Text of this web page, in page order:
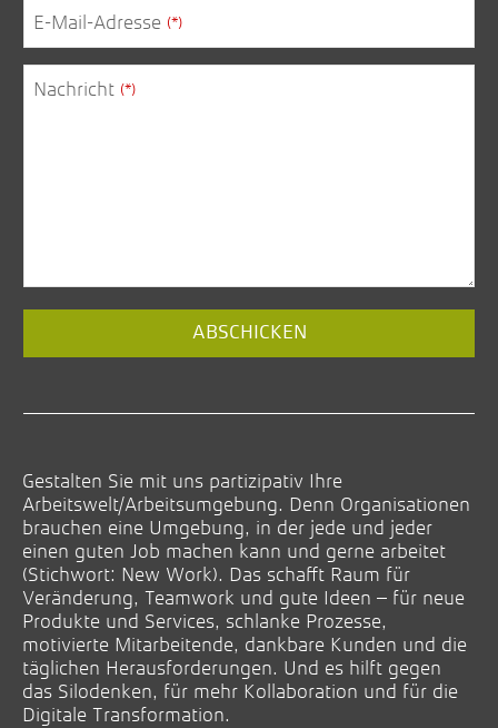
E-Mail-Adresse (*)
Address (*)
Nachricht (*)
ABSCHICKEN
Gestalten Sie mit uns partizipativ Ihre
Arbeitswelt/Arbeitsumgebung. Denn Organisationen
brauchen eine Umgebung, in der jede und jeder
einen guten Job machen kann und gerne arbeitet
(Stichwort: New Work). Das schafft Raum für
Veränderung, Teamwork und gute Ideen – für neue
Produkte und Services, schlanke Prozesse,
motivierte Mitarbeitende, dankbare Kunden und die
täglichen Herausforderungen. Und es hilft gegen
das Silodenken, für mehr Kollaboration und für die
Digitale Transformation.